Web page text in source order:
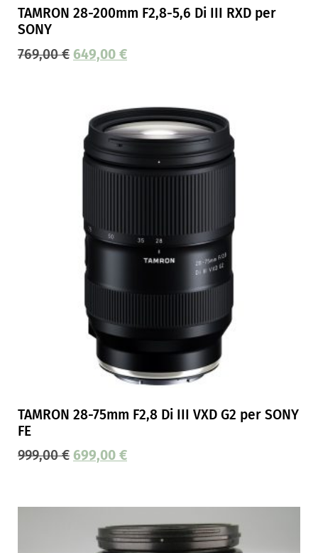
TAMRON 28-200mm F2,8-5,6 Di III RXD per
SONY
769,00€ 649,00 €
TAMRON 28-75mm F2,8 Di III VXD G2 per SONY
FE
999,00€ 699,00 €